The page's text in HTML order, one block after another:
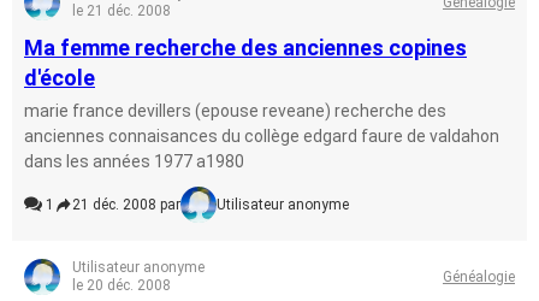
le 21 déc. 2008
Ma femme recherche des anciennes copines
d'école
marie france devillers (epouse reveane) recherche des
anciennes connaisances du collège edgard faure de valdahon
dans les années 1977 a1980
1 21 déc. 2008 par Utilisateur anonyme
Utilisateur anonyme
le 20 déc. 2008
Généalogie